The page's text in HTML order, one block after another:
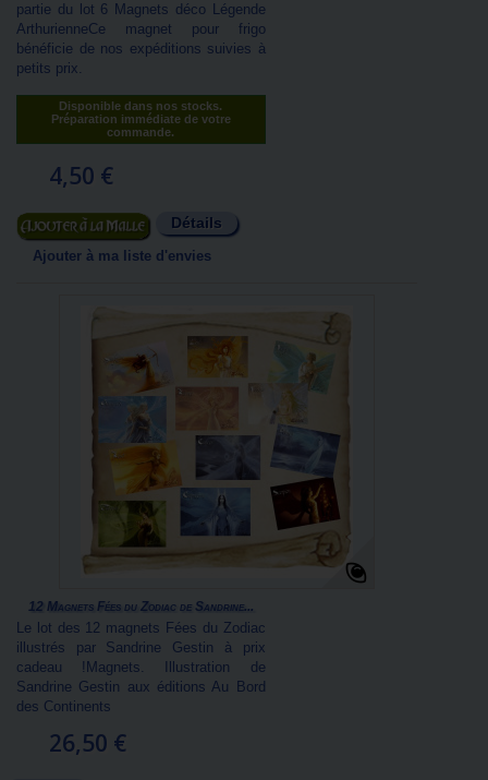
partie du lot 6 Magnets déco Légende
ArthurienneCe magnet pour frigo
bénéficie de nos expéditions suivies à
petits prix.
Disponible dans nos stocks.
Préparation immédiate de votre
commande.
4,50 €
Ajouter au panier Détails
Ajouter à ma liste d'envies
12 Magnets Fées du Zodiac de Sandrine...
Le lot des 12 magnets Fées du Zodiac
illustrés par Sandrine Gestin à prix
cadeau !Magnets. Illustration de
Sandrine Gestin aux éditions Au Bord
des Continents
26,50 €